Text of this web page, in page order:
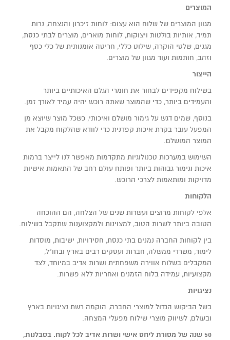
המוצרים
מגוון המוצרים של שלוח הוא עצום: לוחות זיכרון והנצחה, נרות
תמיד, אותיות בולטות ויצוקות, לוחות מוארים, מוצרים לבתי כנסת,
מגנים, שלטי הוקרה, שילוט כללי, חריטה אומנותית של כלי כסף
וזהב, חותמות ועוד מגוון של מוצרים.
הייצור
בשילוח מקפידים לבחור את חומרי הגלם האיכותיים ביותר
והעמידים ביותר, כדי שהמוצר שאתה רוכש יהיה עמיד לאורך זמן.
בנוסף, שמים דגש על גימור מושלם ואיכותי, כשכל מוצר שיוצא מן
המפעל עובר בקרת איכות קפדנית כדי לוודא שהלקוח מקבל את
המוצר המושלם.
השימוש במערכות טכנולוגיות מתקדמות מאפשר לנו לייצר ברמות
איכות וגימור גבוהות ביותר ופותח עולם רחב של התאמות אישיות
מדויקות ומותאמות לצרכי הרוכש.
הלקוחות
אלפי לקוחות מרוצים ועשרות שנים של הצלחה, הם ההוכחה
הטובה ביותר לשרות הטוב, למצוינות ולמקצוענות שתקבל בשילוח.
בין לקוחות החברה נמנים בתי כנסת, חסידויות, ישיבות, מוסדות
לימוד, משרדי ממשלה, חברות ועסקים רבים בארץ ובחו"ל,
המקבלים בשלוח אווירה משפחתית ושרות אדיב במיוחד, לצד
מקצועיות, עמידה בלוח הזמנים ואחריות ללא פשרות.
נציגויות
בשל הביקוש הגדול למוצרי החברה, הוקמה רשת נציגויות בארץ
ובעולם, לשיווק מוצרי שילוח מפעלי המצחה.
50 שנה של מסורת ליחס אישי ושרות אדיב לכל לקוח.
בסבלנות,